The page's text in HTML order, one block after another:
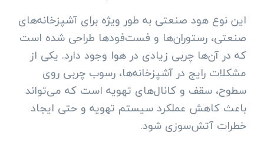
این نوع هود صنعتی به طور ویژه برای آشپزخانه‌های
صنعتی، رستوران‌ها و فست‌فودها طراحی شده است
که در آن‌ها چربی زیادی در هوا وجود دارد. یکی از
مشکلات رایج در آشپزخانه‌ها، رسوب چربی روی
سطوح، سقف و کانال‌های تهویه است که می‌تواند
باعث کاهش عملکرد سیستم تهویه و حتی ایجاد
خطرات آتش‌سوزی شود.